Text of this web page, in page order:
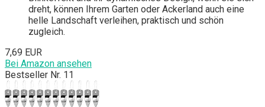
dreht, können Ihrem Garten oder Ackerland auch eine
helle Landschaft verleihen, praktisch und schön
zugleich.
7,69 EUR
Bei Amazon ansehen
Bestseller Nr. 11